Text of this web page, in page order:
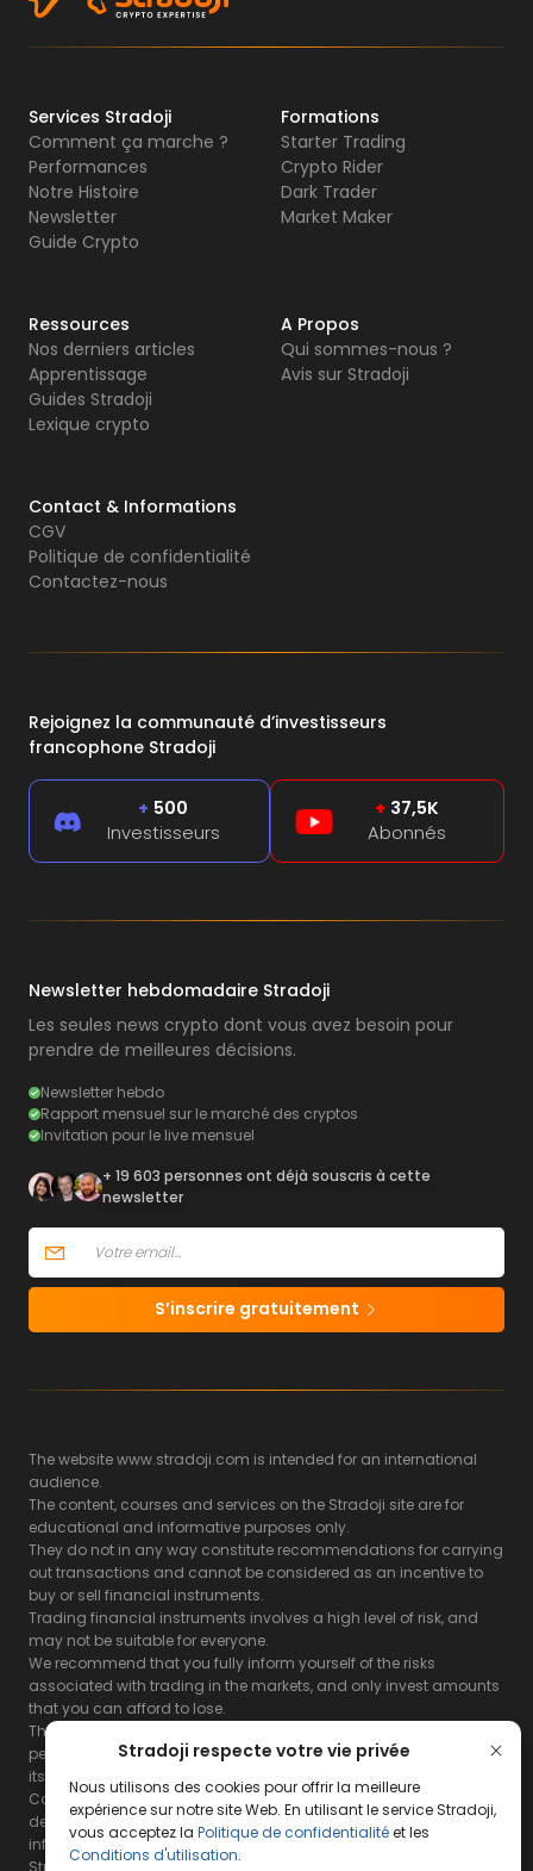
Stradoji respecte votre vie privée
Nous utilisons des cookies pour offrir la meilleure
expérience sur notre site Web. En utilisant le service Stradoji,
vous acceptez la Politique de confidentialitéet les
Conditions d'utilisation.
Services Stradoji
Comment ça marche ?
Performances
Notre Histoire
Newsletter
Guide Crypto
Formations
Starter Trading
Crypto Rider
Dark Trader
Market Maker
Ressources
Nos derniers articles
Apprentissage
Guides Stradoji
Lexique crypto
A Propos
Qui sommes-nous ?
Avis sur Stradoji
Contact & Informations
CGV
Politique de confidentialité
Contactez-nous
Rejoignez la communauté d’investisseurs
francophone Stradoji
+ 500
Investisseurs
+ 37,5K
Abonnés
Newsletter hebdomadaire Stradoji
Les seules news crypto dont vous avez besoin pour
prendre de meilleures décisions.
Newsletter hebdo
Rapport mensuel sur le marché des cryptos
Invitation pour le live mensuel
+ 19 603 personnes ont déjà souscris à cette
newsletter
S’inscrire gratuitement
The website www.stradoji.com is intended for an international
audience.
The content, courses and services on the Stradoji site are for
educational and informative purposes only.
They do not in any way constitute recommendations for carrying
out transactions and cannot be considered as an incentive to
buy or sell financial instruments.
Trading financial instruments involves a high level of risk, and
may not be suitable for everyone.
We recommend that you fully inform yourself of the risks
associated with trading in the markets, and only invest amounts
that you can afford to lose.
The Stradoji site does not guarantee the results or the
performance of products based on the information contained on
its site and its servers.
Consequently, the Stradoji site and its publishing company
decline all responsibility in the use that may be made of this
information and the consequences that may result therefrom.
Stradoji Services are not authorized for US citizens or US residents.